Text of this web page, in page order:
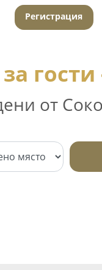
Регистрация
гости
от